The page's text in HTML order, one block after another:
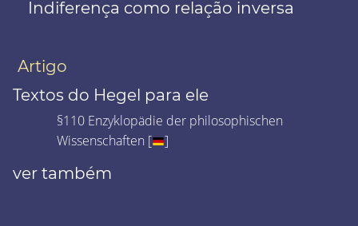
Indiferença como relação inversa
Artigo
Textos do Hegel para ele
§110 Enzyklopädie der philosophischen
Wissenschaften [
]
ver também